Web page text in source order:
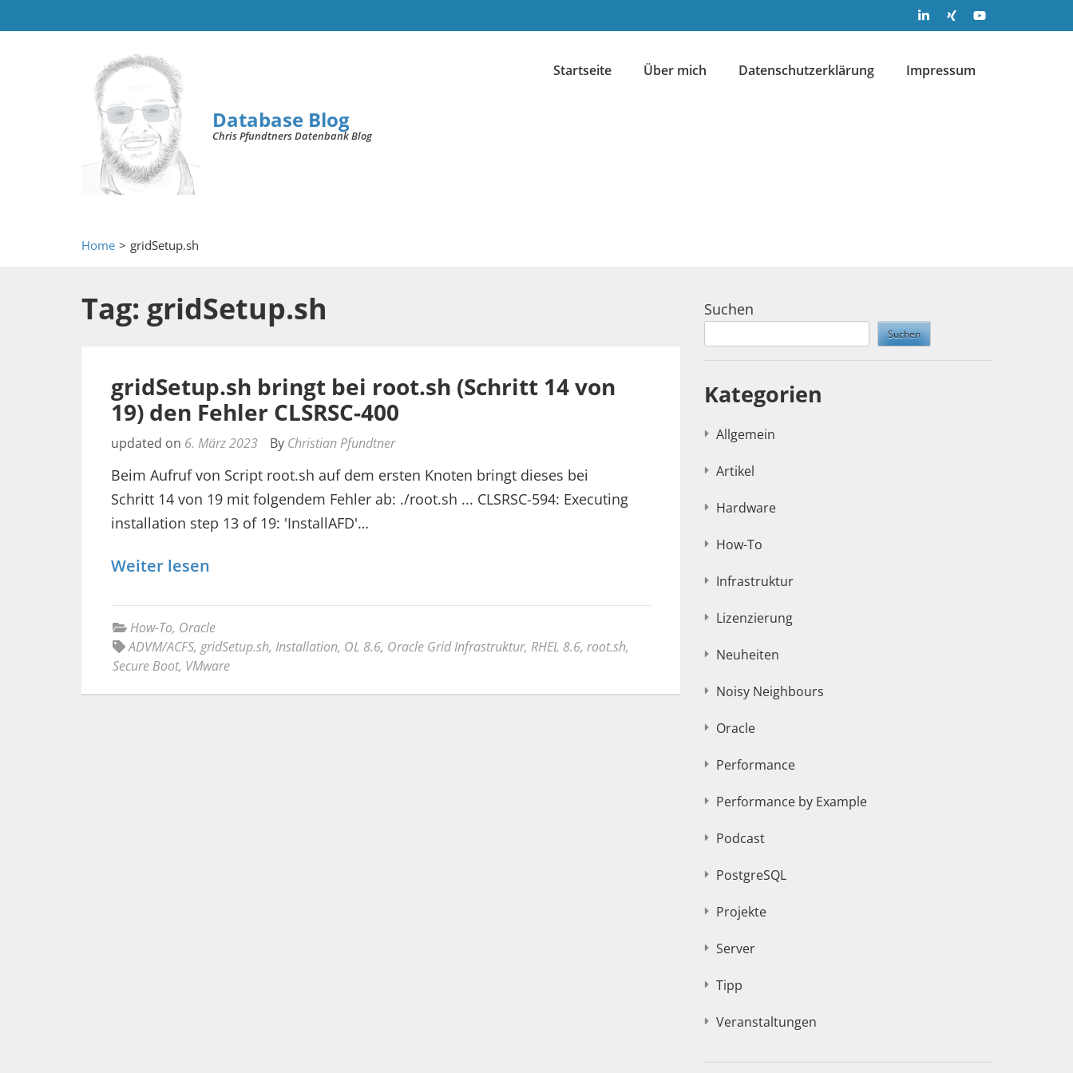
Database Blog
Chris Pfundtners Datenbank Blog
Startseite Über mich Datenschutzerklärung Impressum
Home > gridSetup.sh
Tag: gridSetup.sh
gridSetup.sh bringt bei root.sh (Schritt 14 von
19) den Fehler CLSRSC-400
updated on 6. März 2023 By Christian Pfundtner
Beim Aufruf von Script root.sh auf dem ersten Knoten bringt dieses bei
Schritt 14 von 19 mit folgendem Fehler ab: ./root.sh ... CLSRSC-594: Executing
installation step 13 of 19: 'InstallAFD'…
Weiter lesen
How-To, Oracle
ADVM/ACFS, gridSetup.sh, Installation, OL 8.6, Oracle Grid Infrastruktur, RHEL 8.6, root.sh,
Secure Boot, VMware
Suchen
Suchen
Kategorien
Allgemein
Artikel
Hardware
How-To
Infrastruktur
Lizenzierung
Neuheiten
Noisy Neighbours
Oracle
Performance
Performance by Example
Podcast
PostgreSQL
Projekte
Server
Tipp
Veranstaltungen